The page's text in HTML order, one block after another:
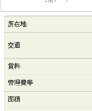
所在地
交通
賃料
管理費等
面積